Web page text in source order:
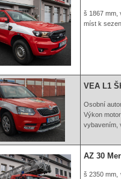
š 1867 mm,
míst k
VEA L1
Osobní
Výkon
vybavením,
AZ 30
š 2350 mm,